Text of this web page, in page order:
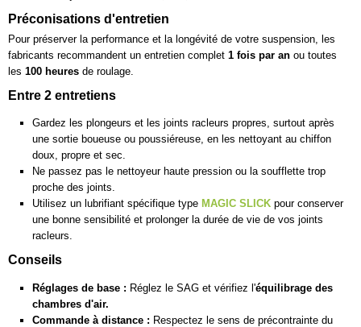
Préconisations d'entretien
Pour préserver la performance et la longévité de votre suspension, les
fabricants recommandent un entretien complet 1 fois par an ou toutes
les 100 heures de roulage.
Entre 2 entretiens
Gardez les plongeurs et les joints racleurs propres, surtout après
une sortie boueuse ou poussiéreuse, en les nettoyant au chiffon
doux, propre et sec.
Ne passez pas le nettoyeur haute pression ou la soufflette trop
proche des joints.
Utilisez un lubrifiant spécifique type MAGIC SLICK pour conserver
une bonne sensibilité et prolonger la durée de vie de vos joints
racleurs.
Conseils
Réglages de base : Réglez le SAG et vérifiez l'équilibrage des
chambres d'air.
Commande à distance : Respectez le sens de précontrainte du